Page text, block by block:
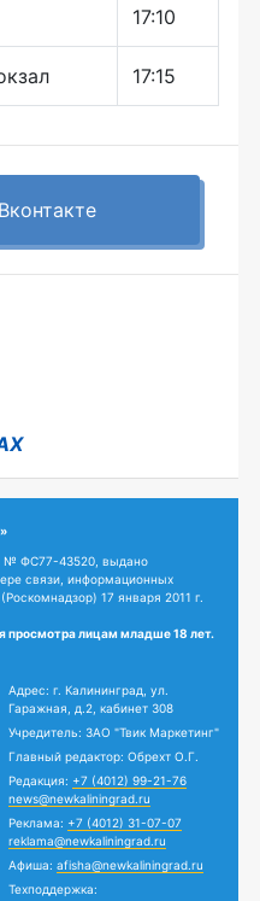
17:10
17:15
№ ФС77-43520, выдано
связи, информационных
17 января 2011 г.
просмотра лицам младше 18 лет.
Адрес: г. Калининград, ул.
Гаражная, д.2, кабинет 308
Учредитель: ЗАО "Твик Маркетинг"
Главный редактор: Обрехт О.Г.
Редакция: +7 (4012) 99-21-76
news@newkaliningrad.ru
Реклама: +7 (4012) 31-07-07
reklama@newkaliningrad.ru
Афиша: afisha@newkaliningrad.ru
Техподдержка: